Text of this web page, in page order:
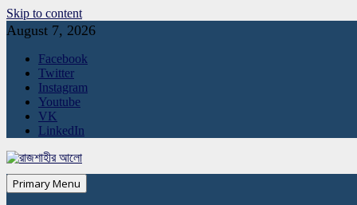
Skip to content
August 7, 2026
Facebook
Twitter
Instagram
Youtube
VK
LinkedIn
Primary Menu